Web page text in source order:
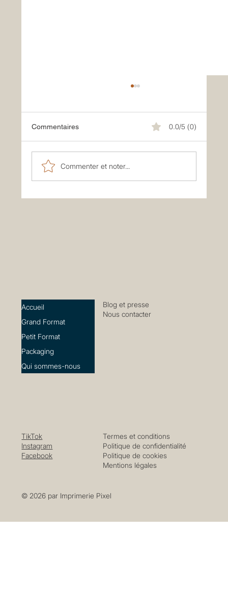
Commentaires 0.0/5 (0)
Commenter et noter...
Accueil
Grand Format
Petit Format
Packaging
Qui sommes-nous
Blog et presse
Nous contacter
Termes et conditions
Politique de confidentialité
Politique de cookies
Mentions légales
TikTok
Instagram
Facebook
© 2026 par Imprimerie Pixel